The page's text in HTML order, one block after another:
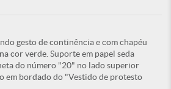
gesto de continência e com chapéu
cor verde. Suporte em papel seda
do número "20" no lado superior
em bordado do "Vestido de protesto